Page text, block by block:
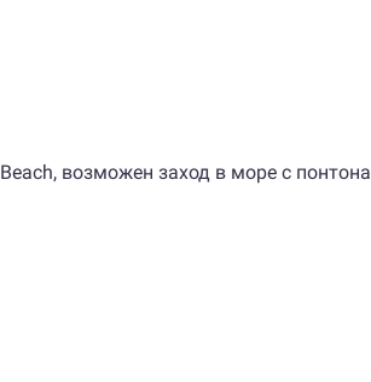
возможен заход в море с понтона